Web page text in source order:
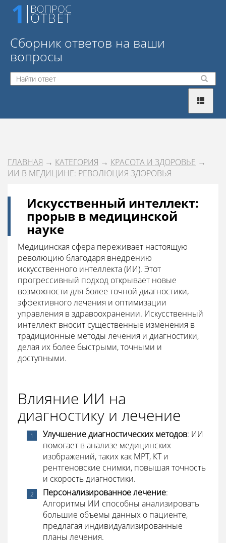
Сборник ответов на ваши
вопросы
ГЛАВНАЯ → КАТЕГОРИЯ → КРАСОТА И ЗДОРОВЬЕ →
ИИ В МЕДИЦИНЕ: РЕВОЛЮЦИЯ ЗДОРОВЬЯ
Искусственный интеллект:
прорыв в медицинской
науке
Медицинская сфера переживает настоящую
революцию благодаря внедрению
искусственного интеллекта (ИИ). Этот
прогрессивный подход открывает новые
возможности для более точной диагностики,
эффективного лечения и оптимизации
управления в здравоохранении. Искусственный
интеллект вносит существенные изменения в
традиционные методы лечения и диагностики,
делая их более быстрыми, точными и
доступными.
Влияние ИИ на
диагностику и лечение
Улучшение диагностических методов: ИИ
помогает в анализе медицинских
изображений, таких как МРТ, КТ и
рентгеновские снимки, повышая точность
и скорость диагностики.
Персонализированное лечение:
Алгоритмы ИИ способны анализировать
большие объемы данных о пациенте,
предлагая индивидуализированные
планы лечения.